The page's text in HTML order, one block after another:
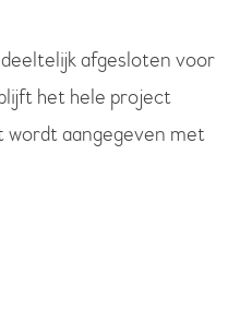
afgesloten voor
het hele project
aangegeven met